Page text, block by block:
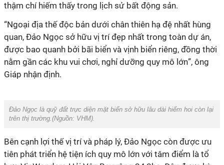
thậm chí hiếm thấy trong lịch sử bất động sản.
“Ngoại địa thế độc bản dưới chân thiên hạ đệ nhất hùng
quan, Đảo Ngọc sở hữu vị trí đẹp nhất trong toàn dự án,
được bao quanh bởi bãi biển và vịnh biển riêng, đồng thời
nằm gần các khu vui chơi, nghỉ dưỡng quy mô lớn”, ông
Giáp nhận định.
Đảo Ngọc là quỹ đất trực diện mặt biển sở hữu lâu dài hiếm hoi còn lại
trên thị trường.(Nguồn: VHM).
Bên cạnh lợi thế vị trí và pháp lý, Đảo Ngọc còn được ưu
tiên phát triển hệ tiện ích quy mô lớn với tâm điểm là tổ